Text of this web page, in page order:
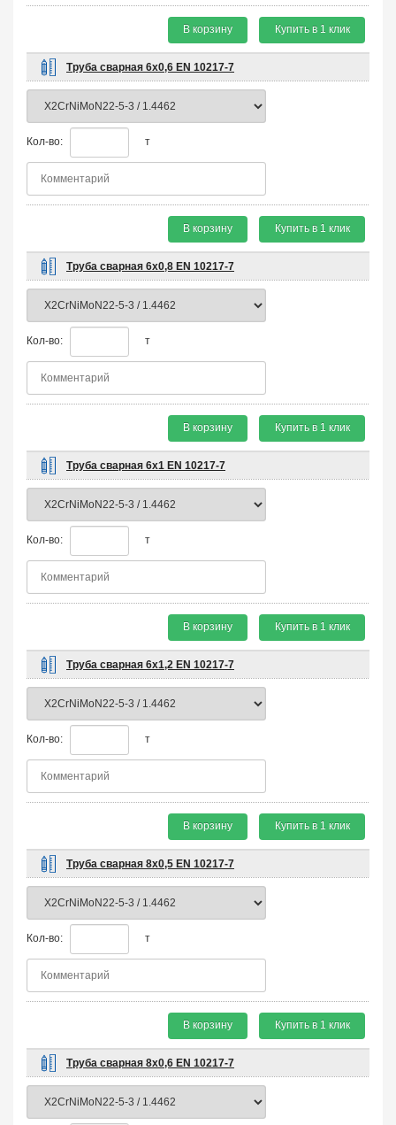
В корзину Купить в 1 клик
Труба сварная 6х0,6 EN 10217-7
Кол-во: т
В корзину Купить в 1 клик
Труба сварная 6х0,8 EN 10217-7
Кол-во: т
В корзину Купить в 1 клик
Труба сварная 6х1 EN 10217-7
Кол-во: т
В корзину Купить в 1 клик
Труба сварная 6х1,2 EN 10217-7
Кол-во: т
В корзину Купить в 1 клик
Труба сварная 8х0,5 EN 10217-7
Кол-во: т
В корзину Купить в 1 клик
Труба сварная 8х0,6 EN 10217-7